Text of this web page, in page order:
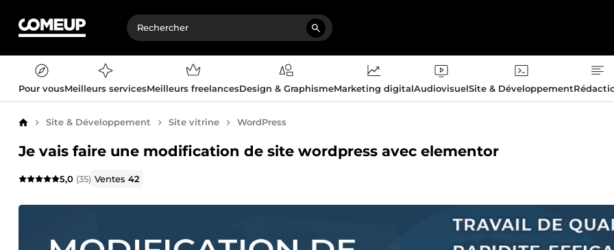
Pour vousMeilleurs servicesMeilleurs freelancesDesign & GraphismeMarketing digitalAudiovisuelSite & Développement
AccueilSite & Développement Site vitrine WordPress
Je vais faire une modification de site wordpress avec elementor
5,0 (35) Ventes42